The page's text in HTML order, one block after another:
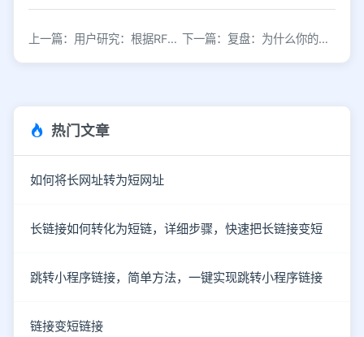
上一篇：用户研究：根据RFM模型细分用户 下一篇：复盘：为什么你的用户访谈一直得不到答案？
热门文章
如何将长网址转为短网址
长链接如何转化为短链，详细步骤，快速把长链接变短
跳转小程序链接，简单方法，一键实现跳转小程序链接
链接变短链接